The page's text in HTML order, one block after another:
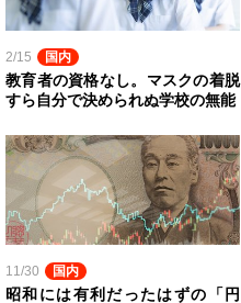
2/15 国内
教育者の資格なし。マスクの着脱
すら自分で決められぬ学校の無能
11/30 国内
昭和には有利だったはずの「円